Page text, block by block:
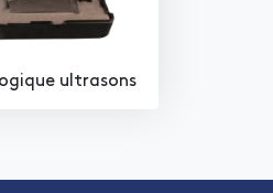
ultrasons